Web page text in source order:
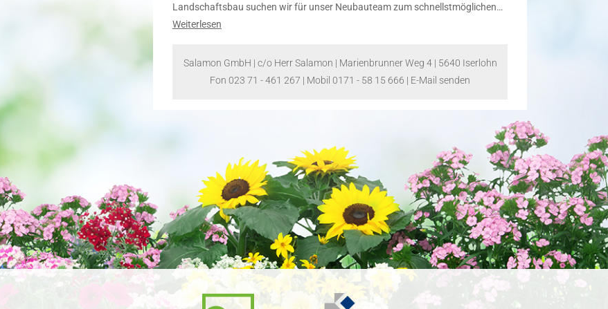
Landschaftsbau suchen wir für unser Neubauteam zum schnellstmöglichen…
Weiterlesen
Salamon GmbH | c/o Herr Salamon | Marienbrunner Weg 4 | 5640 Iserlohn
Fon 023 71 - 461 267 | Mobil 0171 - 58 15 666 | E-Mail senden